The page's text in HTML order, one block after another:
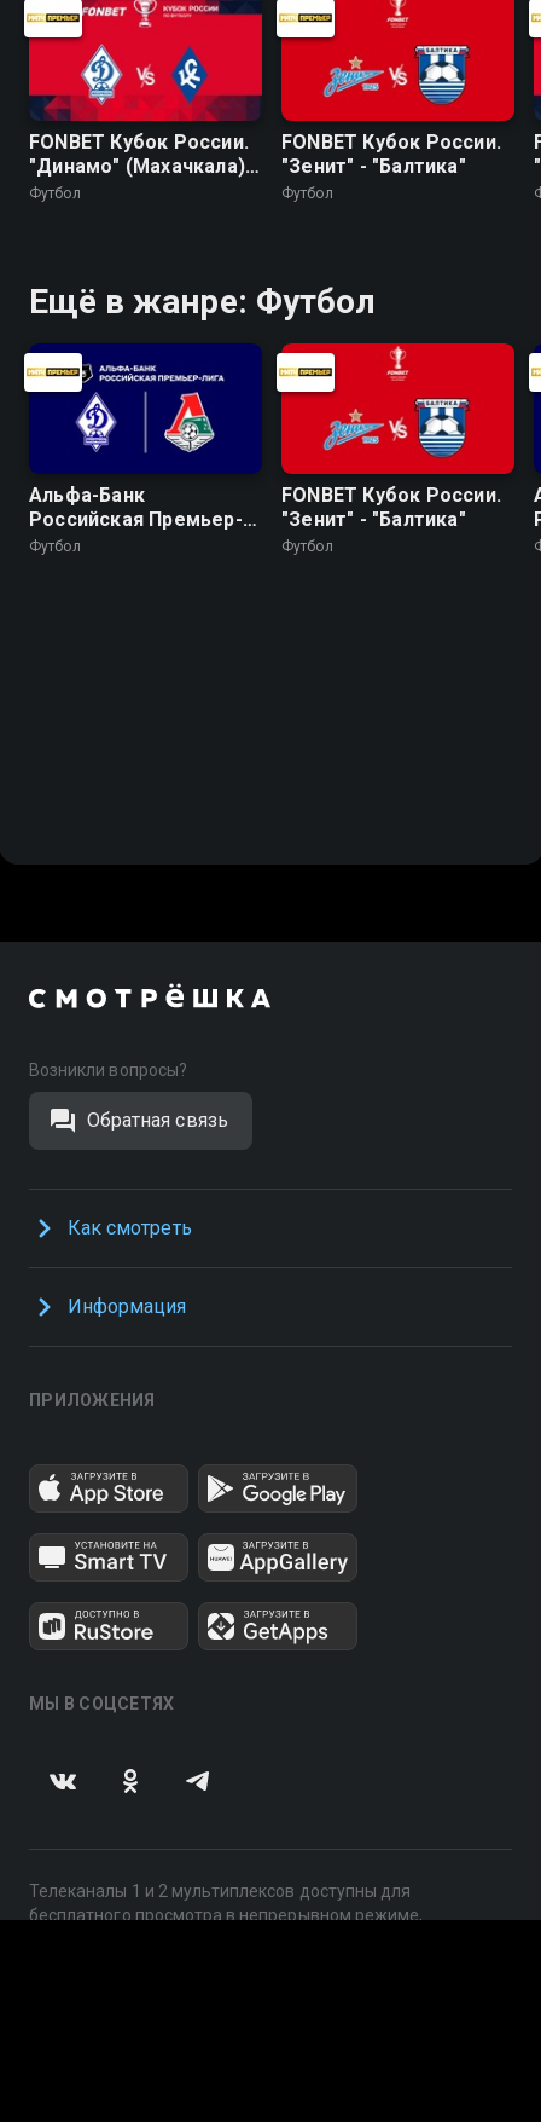
FONBET Кубок России.
"Динамо" (Махачкала) -
"Крылья Советов"
Футбол
FONBET Кубок России.
"Зенит" - "Балтика"
Футбол
Ещё в жанре: Футбол
Альфа-Банк
Российская Премьер-
Лига. Тур 2. "Динамо"
Футбол
FONBET Кубок России.
"Зенит" - "Балтика"
Футбол
Возникли вопросы?
Обратная связь
Как смотреть
Информация
ПРИЛОЖЕНИЯ
МЫ В СОЦСЕТЯХ
Телеканалы 1 и 2 мультиплексов доступны для
бесплатного просмотра в непрерывном режиме,